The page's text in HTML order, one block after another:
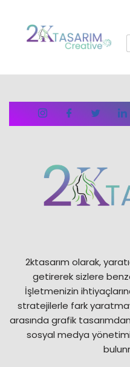
İçeriğe
2ktasarım olarak,
getirerek sizlere
İşletmenizin
stratejilerle fark
arasında grafik
sosyal medya